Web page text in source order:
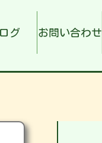
グ お問い合わせ